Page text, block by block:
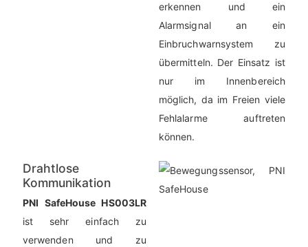
erkennen und ein
Alarmsignal an ein
Einbruchwarnsystem zu
übermitteln. Der Einsatz ist
nur im Innenbereich
möglich, da im Freien viele
Fehlalarme auftreten
können.
Drahtlose
Kommunikation
PNI SafeHouse HS003LR
ist sehr einfach zu
verwenden und zu